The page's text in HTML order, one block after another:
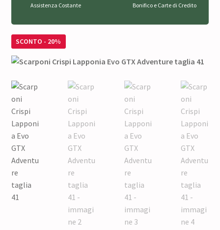
Assistenza Costante Bonifico e Carte di Credito
SCONTO - 20%